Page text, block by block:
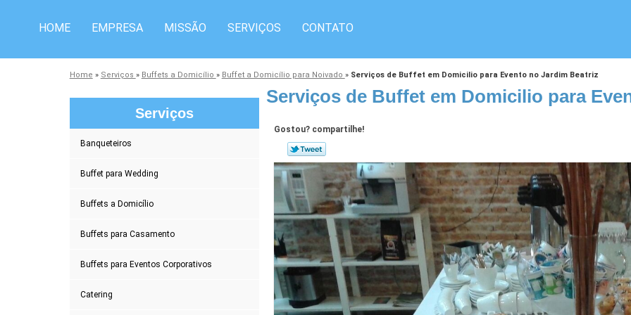
HOME EMPRESA MISSÃO SERVIÇOS CONTATO
Home » Serviços » Buffets a Domicílio » Buffet a Domicílio para Noivado » Serviços de Buffet em Domicilio para Evento no Jardim Beatriz
Serviços
Banqueteiros
Buffet para Wedding
Buffets a Domicílio
Buffets para Casamento
Buffets para Eventos Corporativos
Catering
Serviços de Buffet em Domicilio para
Gostou? compartilhe!